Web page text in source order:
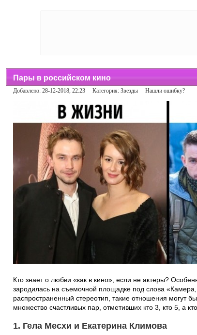
Пары в российском кино
Добавлено: 28-12-2018, 22:23 Категория: Звезды Нашли ошибку?
Кто знает о любви «как в кино», если не актеры?
зародилась на съемочной площадке под слова
распространенный стереотип, такие отношения могут
множество счастливых пар, отметивших кто 3, кто 5, а
1. Гела Месхи и Екатерина Климова